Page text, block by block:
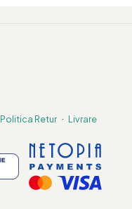
Politica Retur · Livrare